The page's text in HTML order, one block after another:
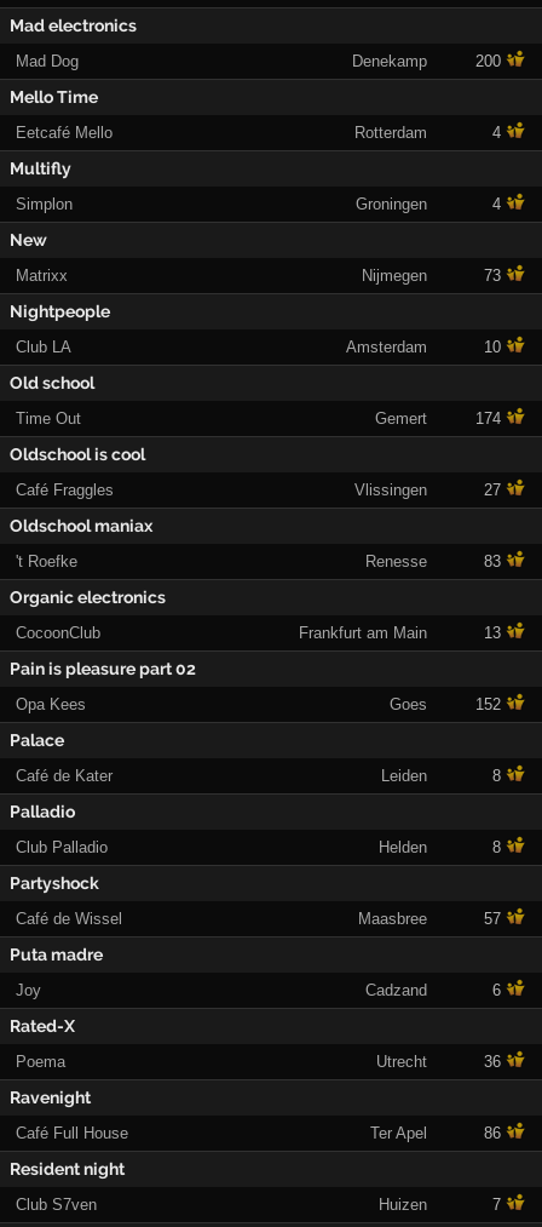
Mad electronics
Mad Dog Denekamp 200
Mello Time
Eetcafé Mello Rotterdam 4
Multifly
Simplon Groningen 4
New
Matrixx Nijmegen 73
Nightpeople
Club LA Amsterdam 10
Old school
Time Out Gemert 174
Oldschool is cool
Café Fraggles Vlissingen 27
Oldschool maniax
't Roefke Renesse 83
Organic electronics
CocoonClub Frankfurt am Main 13
Pain is pleasure part 02
Opa Kees Goes 152
Palace
Café de Kater Leiden 8
Palladio
Club Palladio Helden 8
Partyshock
Café de Wissel Maasbree 57
Puta madre
Joy Cadzand 6
Rated-X
Poema Utrecht 36
Ravenight
Café Full House Ter Apel 86
Resident night
Club S7ven Huizen 7